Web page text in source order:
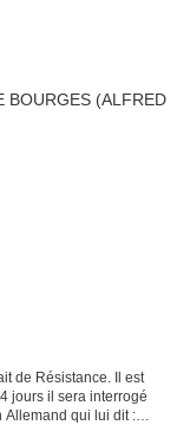
de Résistance. Il est
jours il sera interrogé
Allemand qui lui dit :